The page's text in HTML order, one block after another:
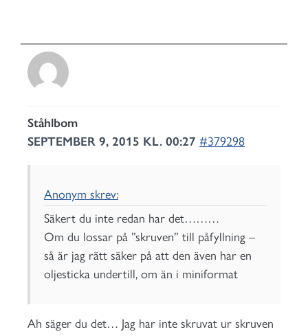
Ståhlbom
SEPTEMBER 9, 2015 KL. 00:27 #379298
Anonym skrev:
Säkert du inte redan har det………
Om du lossar på ”skruven” till påfyllning –
så är jag rätt säker på att den även har en
oljesticka undertill, om än i miniformat
Ah säger du det… Jag har inte skruvat ur skruven